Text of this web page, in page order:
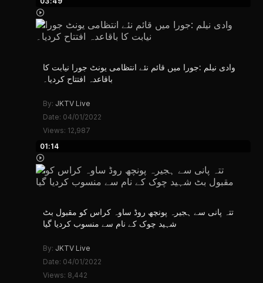
وادی نیلم :جورا میں قائم نئے انتظامی یونٹ جورا نیابت کا
باقاعدہ افتتاح کردیا۔
By: JKTV Live
Date: 04/01/2022
Views: 12,987
01:14
تتہ پانی سے ہجیرہ پونچھ روڈ ساوہ کراس کو مقبول بٹ
شہید چوک کے نام سے منسوب کردیا گیا
By: JKTV Live
Date: 04/01/2022
Views: 8,442